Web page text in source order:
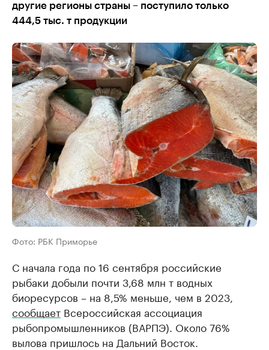
другие регионы страны – поступило только
444,5 тыс. т продукции
Фото: РБК Приморье
С начала года по 16 сентября российские
рыбаки добыли почти 3,68 млн т водных
биоресурсов – на 8,5% меньше, чем в 2023,
сообщает Всероссийская ассоциация
рыбопромышленников (ВАРПЭ). Около 76%
вылова пришлось на Дальний Восток.